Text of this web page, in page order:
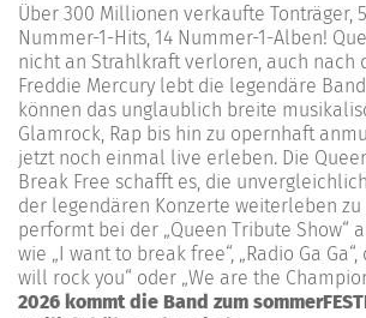
Über 300 Millionen verkaufte Tonträger,
Nummer-1-Hits, 14 Nummer-1-Alben!
nicht an Strahlkraft verloren, auch nach
Freddie Mercury lebt die legendäre
können das unglaublich breite
Glamrock, Rap bis hin zu opernhaft
jetzt noch einmal live erleben. Die
Break Free schafft es, die
der legendären Konzerte weiterleben zu
performt bei der „Queen Tribute Show“
wie „I want to break free“, „Radio Ga
will rock you“ oder „We are the
2026 kommt die Band zum